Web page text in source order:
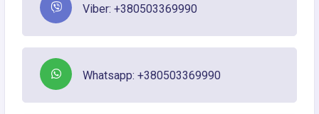
Viber: +380503369990
Whatsapp: +380503369990